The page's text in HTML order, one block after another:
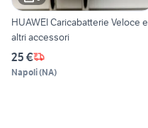
HUAWEI Caricabatterie Veloce e
altri accessori
25 €
Napoli(NA)